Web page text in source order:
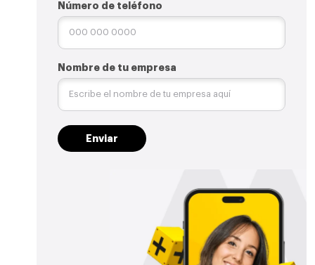
Número de teléfono
Nombre de tu empresa